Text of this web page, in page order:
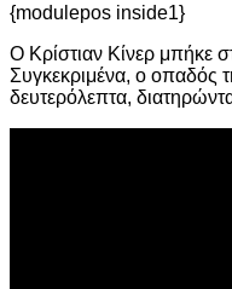
{modulepos inside1}
O Kρίστιαν Κίνερ
Συγκεκριμένα, ο οπαδός
δευτερόλεπτα,